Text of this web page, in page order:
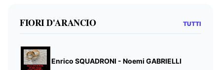
FIORI D'ARANCIO TUTTI
Enrico SQUADRONI - Noemi GABRIELLI